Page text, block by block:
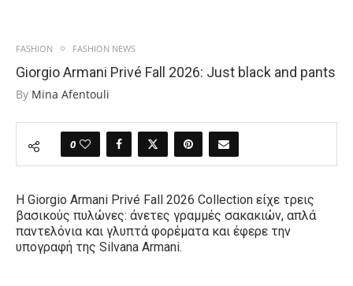
FASHION FASHION NEWS
Giorgio Armani Privé Fall 2026: Just black and pants
By Mina Afentouli
0
H Giorgio Armani Privé Fall 2026 Collection είχε τρεις
βασικούς πυλώνες: άνετες γραμμές σακακιών, απλά
παντελόνια και γλυπτά φορέματα και έφερε την
υπογραφή της Silvana Armani.